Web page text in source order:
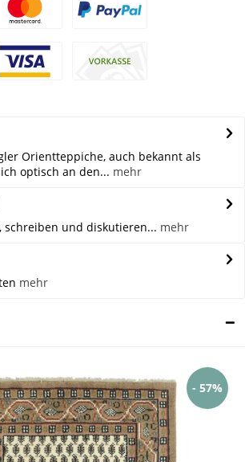
Orientteppiche, auch bekannt als
optisch an den... mehr
schreiben und diskutieren... mehr
mehr
- 57%